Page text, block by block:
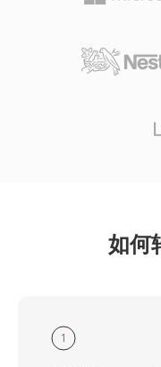
如何
1